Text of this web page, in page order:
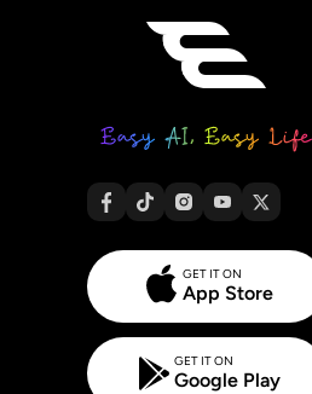
GET IT ON
App Store
GET IT ON
Google Play